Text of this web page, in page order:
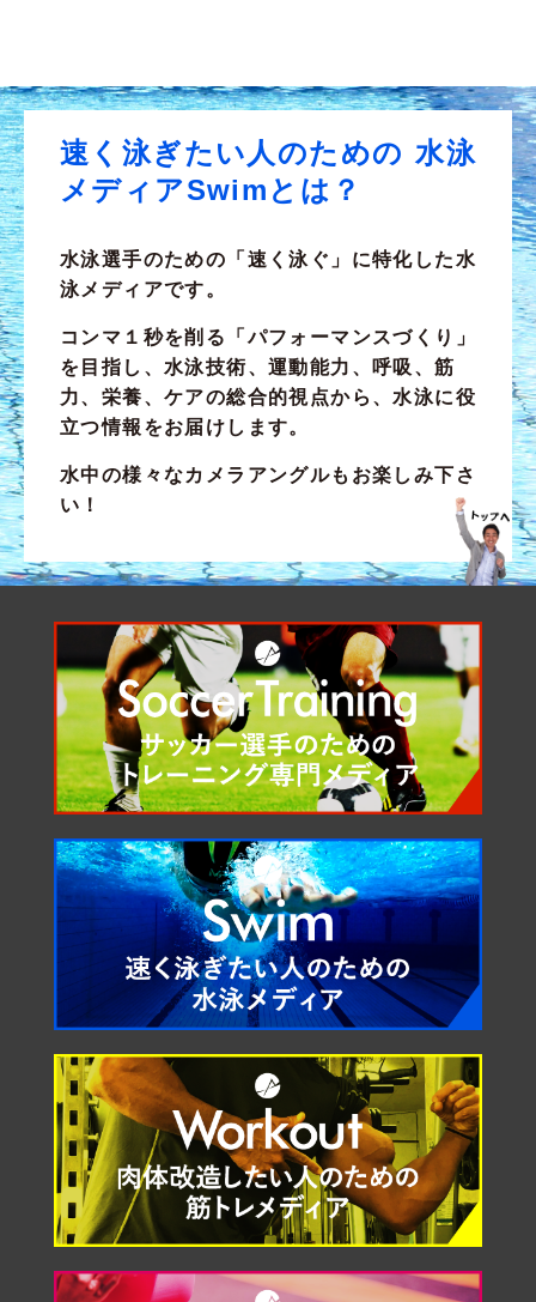
速く泳ぎたい人のための 水泳
メディアSwimとは？
水泳選手のための 「速く泳ぐ」 に特化した水
泳メディアです。
コンマ１秒を削る「パフォーマンスづくり」
を目指し、水泳技術、運動能力、呼吸、筋
力、栄養、ケアの総合的視点から、 水泳に役
立つ情報をお届けします。
水中の様々なカメラアングルもお楽しみ下さ
い！